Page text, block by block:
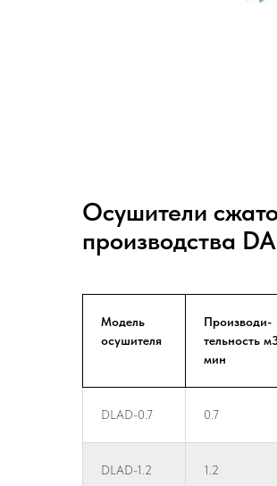
Осушители
производства
Модель
осушителя
Производи-
тельность
мин
DLAD-0.7 0.7
DLAD-1.2 1.2